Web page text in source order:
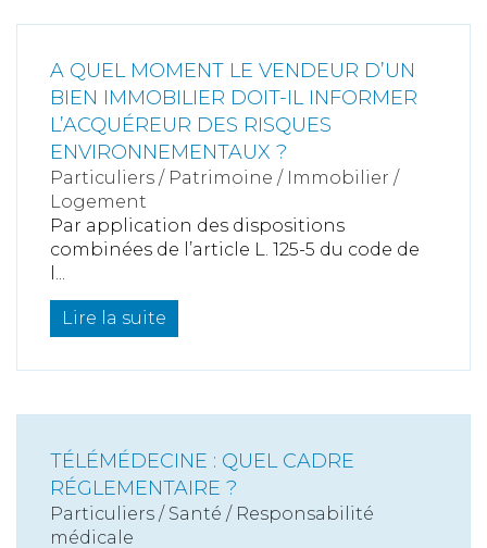
A QUEL MOMENT LE VENDEUR D’UN
BIEN IMMOBILIER DOIT-IL INFORMER
L’ACQUÉREUR DES RISQUES
ENVIRONNEMENTAUX ?
Particuliers / Patrimoine / Immobilier /
Logement
Par application des dispositions
combinées de l’article L. 125-5 du code de
l...
Lire la suite
TÉLÉMÉDECINE : QUEL CADRE
RÉGLEMENTAIRE ?
Particuliers / Santé / Responsabilité
médicale